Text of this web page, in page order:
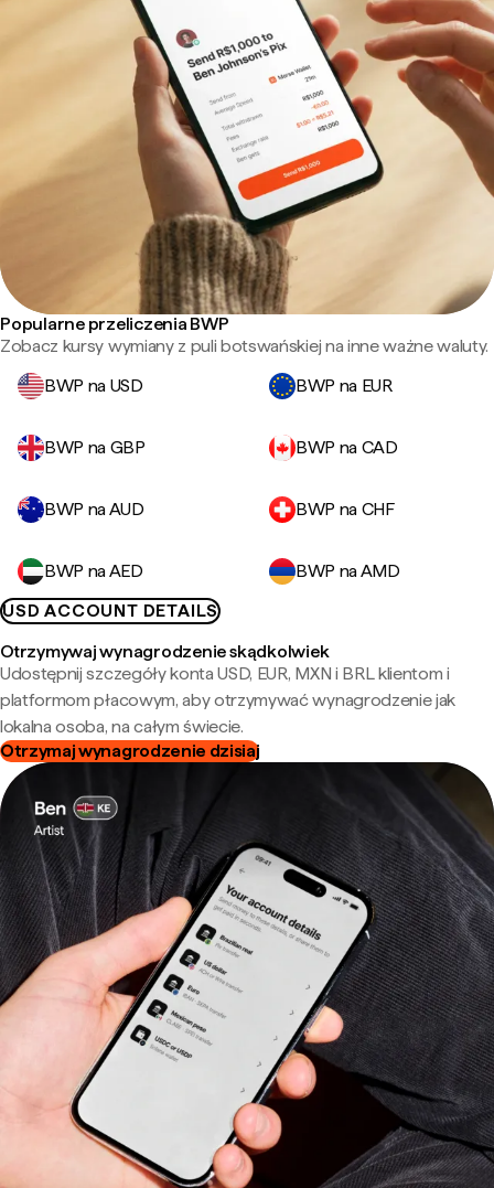
Popularne przeliczenia BWP
Zobacz kursy wymiany z puli botswańskiej na inne ważne waluty.
BWP na USD
BWP na EUR
BWP na GBP BWP na CAD
BWP na AUD BWP na CHF
BWP na AED
BWP na AMD
USD ACCOUNT DETAILS
Otrzymywaj wynagrodzenie skądkolwiek
Udostępnij szczegóły konta USD, EUR, MXN i BRL klientom i
platformom płacowym, aby otrzymywać wynagrodzenie jak
lokalna osoba, na całym świecie.
Otrzymaj wynagrodzenie dzisiaj